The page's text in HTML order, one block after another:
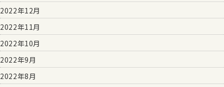
2022年12月
2022年11月
2022年10月
2022年9月
2022年8月